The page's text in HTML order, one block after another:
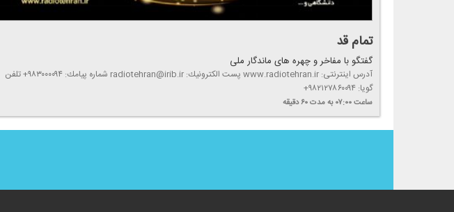
تمام قد
گفتگو با مفاخر و چهره های ماندگار ملی
آدرس اینترنتی: www.radiotehran.ir پست الكترونیك: radiotehran@irib.ir شماره پیامك: ۹۸۳۰۰۰۰۹۴+ تلفن
گویا: ۹۸۲۱۲۷۸۶۰۰۹۴+
ساعت ۰۷:۰۰ به مدت ۶۰ دقیقه